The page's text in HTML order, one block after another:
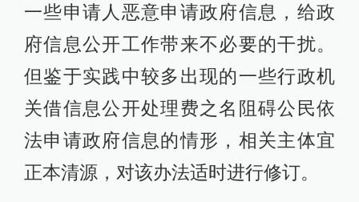
一些申请人恶意申请政府信息，给政
府信息公开工作带来不必要的干扰。
但鉴于实践中较多出现的一些行政机
关借信息公开处理费之名阻碍公民依
法申请政府信息的情形，相关主体宜
正本清源，对该办法适时进行修订。